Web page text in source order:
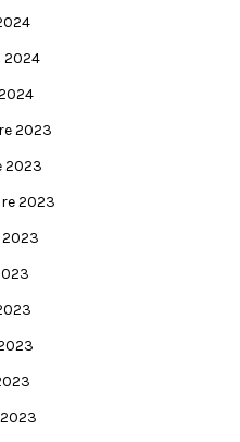
2024
2023
2023
2023